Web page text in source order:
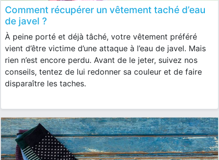
Comment récupérer un vêtement taché d’eau
de javel ?
À peine porté et déjà tâché, votre vêtement préféré
vient d’être victime d’une attaque à l’eau de javel. Mais
rien n’est encore perdu. Avant de le jeter, suivez nos
conseils, tentez de lui redonner sa couleur et de faire
disparaître les taches.